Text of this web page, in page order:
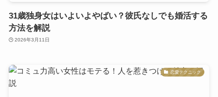
31歳独身女はいよいよやばい？彼氏なしでも婚活する
方法を解説
2026年3月11日
恋愛テクニック